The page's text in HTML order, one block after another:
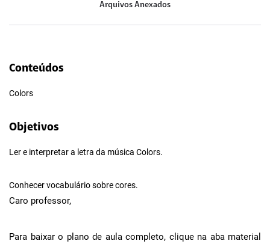
Arquivos Anexados
Conteúdos
Colors
Objetivos
Ler e interpretar a letra da música Colors.
Conhecer vocabulário sobre cores.
Caro professor,
Para baixar o plano de aula completo, clique na aba material